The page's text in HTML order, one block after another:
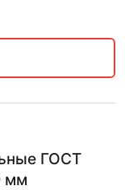
ГОСТ
мм